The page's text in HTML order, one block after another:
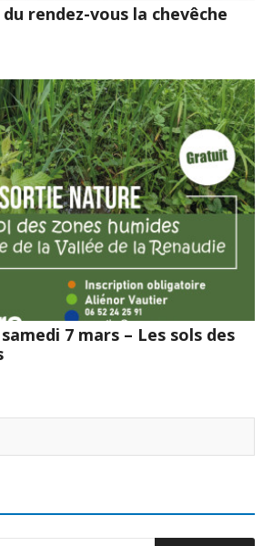
rendez-vous la chevêche
7 mars – Les sols des